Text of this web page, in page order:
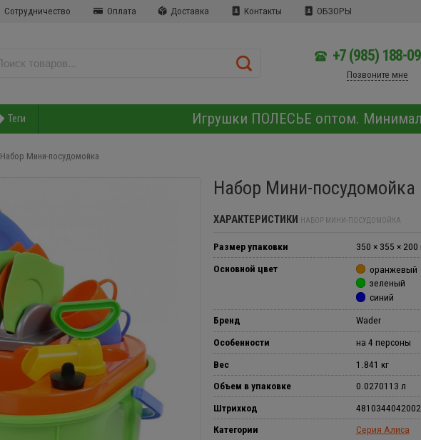
Сотрудничество Оплата Доставка Контакты ОБЗОРЫ
+7 (985) 188-
Позвоните мне
Теги Игрушки ПОЛЕСЬЕ оптом.
Набор Мини-посудомойка
Набор Мини-посудомойка
ХАРАКТЕРИСТИКИ НАБОР МИНИ-ПОСУДОМОЙКА
Размер упаковки
350 × 355 ×
Основной цвет
оранжевый
зеленый
синий
Бренд
Wader
Особенности
на 4 персоны
Вес
1.841 кг
Объем в упаковке
0.0270113 л
Штрихкод
4810344042002
Категории
Серия Алиса